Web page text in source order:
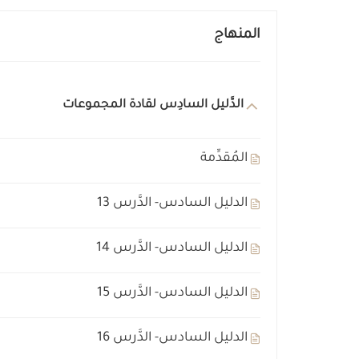
المنهاج
الدَّليل السادِس لقادة المجموعات
المُقدِّمة
الدليل السادس- الدَّرس 13
الدليل السادس- الدَّرس 14
الدليل السادس- الدَّرس 15
الدليل السادس- الدَّرس 16